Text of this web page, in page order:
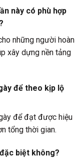
này có phù hợp
những người hoàn
xây dựng nền tảng
để theo kịp lộ
để đạt được hiệu
tổng thời gian.
biệt không?